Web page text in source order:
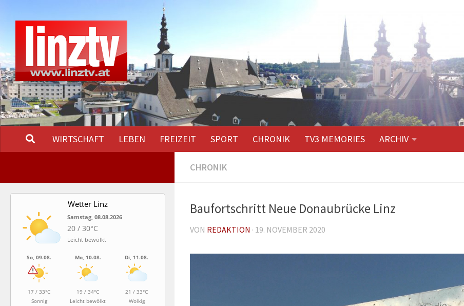
WIRTSCHAFT LEBEN FREIZEIT SPORT CHRONIK TV3 MEMORIES ARCHIV
CHRONIK
Baufortschritt Neue Donaubrücke Linz
VON REDAKTION · 19. NOVEMBER 2020
Wetter Linz
Samstag, 08.08.2026
20 / 30°C
Leicht bewölkt
So, 09.08.
17 / 33°C
Sonnig
Mo, 10.08.
19 / 34°C
Leicht bewölkt
Di, 11.08.
21 / 33°C
Wolkig